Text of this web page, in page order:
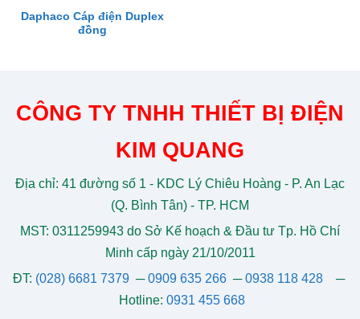
Daphaco Cáp điện Duplex
đồng
CÔNG TY TNHH THIẾT BỊ ĐIỆN
KIM QUANG
Địa chỉ: 41 đường số 1 - KDC Lý Chiêu Hoàng - P. An Lạc
(Q. Bình Tân) - TP. HCM
MST: 0311259943 do Sở Kế hoạch & Đầu tư Tp. Hồ Chí
Minh cấp ngày 21/10/2011
ĐT: (028) 6681 7379 ─0909 635 266─0938 118 428─
Hotline: 0931 455 668